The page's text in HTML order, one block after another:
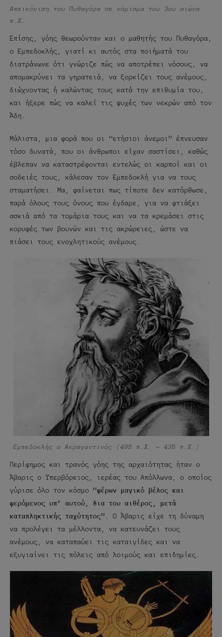
Απεικόνιση του Πυθαγόρα σε νόμισμα του 3ου αιώνα
π.Χ.
Επίσης, γόης θεωρούνταν και ο μαθητής του Πυθαγόρα,
ο Εμπεδοκλής, γιατί κι αυτός στα ποιήματά του
διατράνωνε ότι γνώριζε πώς να αποτρέπει νόσους, να
απομακρύνει τα γηρατειά, να ξορκίζει τους ανέμους,
διώχνοντας ή καλώντας τους κατά την επιθυμία του,
και ήξερε πώς να καλεί τις ψυχές των νεκρών από τον
Άδη.
Μάλιστα, μια φορά που οι “ετήσιοι άνεμοι” έπνευσαν
τόσο δυνατά, που οι άνθρωποι είχαν σαστίσει, καθώς
έβλεπαν να καταστρέφονται εντελώς οι καρποί και οι
σοδειές τους, κάλεσαν τον Εμπεδοκλή για να τους
σταματήσει. Μα, φαίνεται πως τίποτε δεν κατόρθωσε,
παρά όλους τους όνους που έγδαρε, για να φτιάξει
ασκιά από τα τομάρια τους και να τα κρεμάσει στις
κορυφές των βουνών και τις ακρώρειες, ώστε να
πιάσει τους ενοχλητικούς ανέμους.
Εμπεδοκλής ο Ακραγαντινός (495 π.Χ. – 435 π.Χ.)
Περίφημος και τρανός γόης της αρχαιότητας ήταν ο
Άβαρις ο Υπερβόρειος, ιερέας του Απόλλωνα, ο οποίος
γύρισε όλο τον κόσμο “φέρων μαγικό βέλος και
φερόμενος υπ’ αυτού, δια του αιθέρος, μετά
καταπληκτικής ταχύτητος” . Ο Άβαρις είχε τη δύναμη
να προλέγει τα μέλλοντα, να κατευνάζει τους
ανέμους, να καταπαύει τις καταιγίδες και να
εξυγιαίνει τις πόλεις από λοιμούς και επιδημίες.